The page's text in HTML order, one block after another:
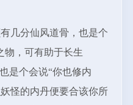
分仙风道骨，也是个
物，可有助于长生
是个会说“你也修内
怪的内丹便要合该你所